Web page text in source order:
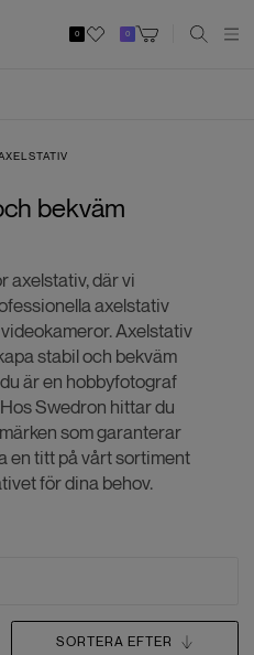
0 0
bekväm
axelstativ, där vi
axelstativ
Axelstativ
stabil och bekväm
är en hobbyfotograf
Swedron hittar du
som garanterar
en titt på vårt sortiment
för dina behov.
SORTERA EFTER